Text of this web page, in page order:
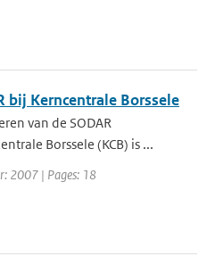
bij Kerncentrale Borssele
van de SODAR
Borssele (KCB) is ...
2007 | Pages: 18